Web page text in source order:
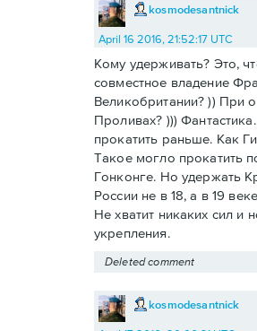
kosmodesantnick
April 16 2016, 21:52:17 UTC
Кому удерживать? Это,
совместное владение
Великобритании? )) При
Проливах? )))
прокатить раньше. Как
Такое могло прокатить
Гонконге. Но удержать
России не в 18, а в 19
Не хватит никаких сил и
укрепления.
Deleted comment
kosmodesantnick